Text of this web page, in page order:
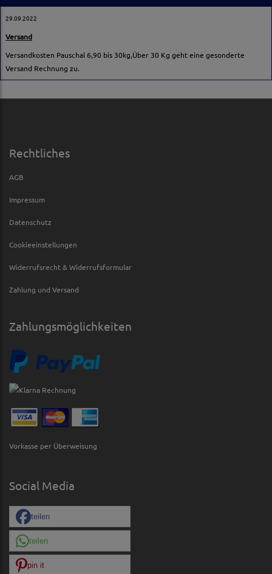
29.09.2022
Versand
Versandkosten Pauschal 6,90 bis 30kg,Über 30 Kg geht eine gesonderte
Versand Rechnung zu.
Rechtliches
AGB
Impressum
Datenschutz
Cookieeinstellungen
Widerrufsrecht & Widerrufsformular
Zahlung und Versand
Zahlungsmöglichkeiten
Vorkasse per Überweisung
Social Media
teilen
teilen
pin it